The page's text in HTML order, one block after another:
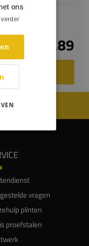
€ 10,89
MET EEN 8.8
vragen
plinten
proefstalen
ons
verder